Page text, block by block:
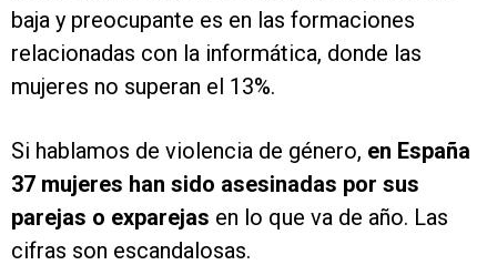
baja y preocupante es en las formaciones
relacionadas con la informática, donde las
mujeres no superan el 13%.
Si hablamos de violencia de género, en España
37 mujeres han sido asesinadas por sus
parejas o exparejas en lo que va de año. Las
cifras son escandalosas.